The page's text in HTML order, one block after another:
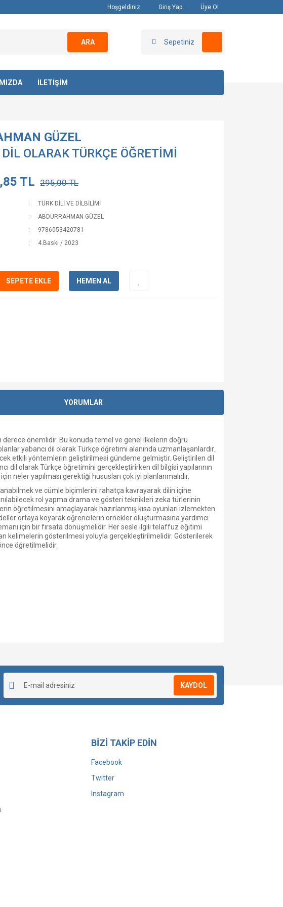
Hoşgeldiniz Giriş Yap Üye Ol
ARA Sepetiniz
İLETİŞİM
GÜZEL
OLARAK TÜRKÇE ÖĞRETİMİ
TL 295,00 TL
TÜRK DİLİ VE DİLBİLİMİ
ABDURRAHMAN GÜZEL
9786053420781
4.Baskı / 2023
SEPETE EKLE HEMEN AL
YORUMLAR
derece önemlidir. Bu konuda temel ve genel ilkelerin doğru
yabancı dil olarak Türkçe öğretimi alanında uzmanlaşanlardır.
etkili yöntemlerin geliştirilmesi gündeme gelmiştir. Geliştirilen dil
dil olarak Türkçe öğretimini gerçekleştirirken dil bilgisi yapılarının
neler yapılması gerektiği hususları çok iyi planlanmalıdır.
ve cümle biçimlerini rahatça kavrayarak dilin içine
rol yapma drama ve gösteri teknikleri zeka türlerinin
öğretilmesini amaçlayarak hazırlanmış kısa oyunları izlemekten
ortaya koyarak öğrencilerin örnekler oluşturmasına yardımcı
için bir fırsata dönüşmelidir. Her sesle ilgili telaffuz eğitimi
kelimelerin gösterilmesi yoluyla gerçekleştirilmelidir. Gösterilerek
öğretilmelidir.
KAYDOL
BİZİ TAKİP EDİN
Facebook
Twitter
Instagram